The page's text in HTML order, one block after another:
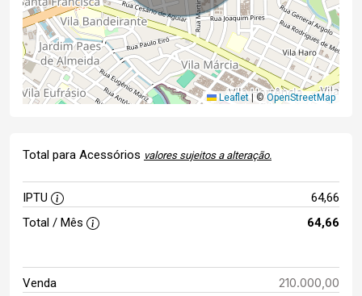
Leaflet | ©OpenStreetMap
Total para Acessórios valores sujeitos a alteração.
IPTU
64,66
Total / Mês
64,66
Venda 210.000,00